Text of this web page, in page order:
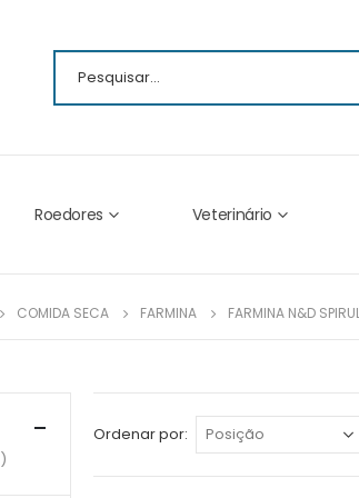
Roedores Veterinário
COMIDA SECA FARMINA FARMINA N&D
Ordenar por
item